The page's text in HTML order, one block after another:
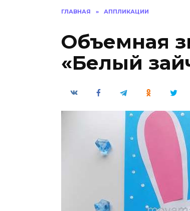
ГЛАВНАЯ » АППЛИКАЦИИ
Объемная
«Белый